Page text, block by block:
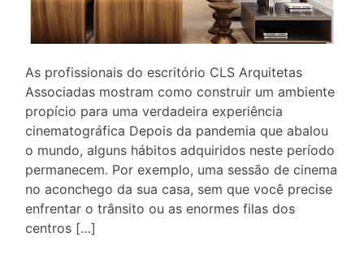
As profissionais do escritório CLS Arquitetas
Associadas mostram como construir um ambiente
propício para uma verdadeira experiência
cinematográfica Depois da pandemia que abalou
o mundo, alguns hábitos adquiridos neste período
permanecem. Por exemplo, uma sessão de cinema
no aconchego da sua casa, sem que você precise
enfrentar o trânsito ou as enormes filas dos
centros […]